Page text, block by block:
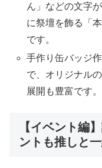
ん」などの文字
に祭壇を飾る「
です。
手作り缶バッジ
で、オリジナル
展開も豊富です。
【イベント編
ントも推しと一